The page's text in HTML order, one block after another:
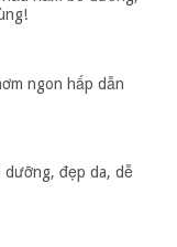
ngon hấp dẫn
dưỡng, đẹp da, dễ